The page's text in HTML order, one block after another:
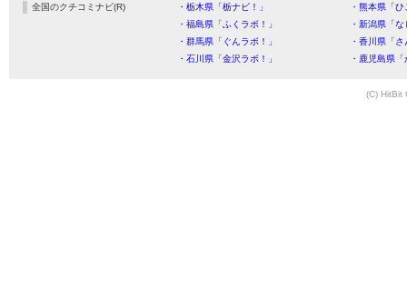
全国のクチコミナビ(R) ・栃木県「栃ナビ！」
・熊本県「
・福島県「ふくラボ！」
・新潟県「
・群馬県「ぐんラボ！」
・香川県「
・石川県「金沢ラボ！」
・鹿児島県
(C) HitBit